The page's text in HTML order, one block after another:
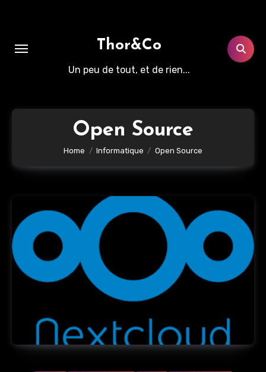
Thor&Co
Un peu de tout, et de rien...
Open Source
Home Informatique Open Source